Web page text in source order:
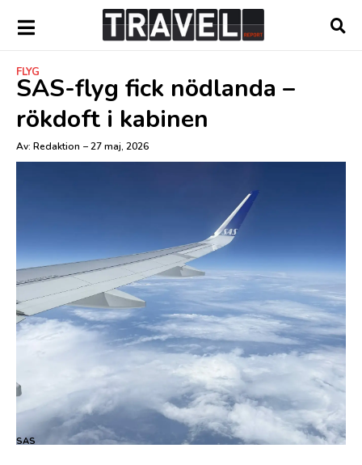
FLYG
SAS-flyg fick nödlanda –
rökdoft i kabinen
Av: Redaktion –27 maj, 2026
SAS